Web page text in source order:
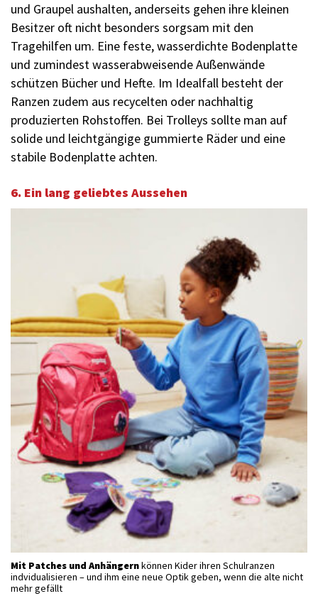
und Graupel aushalten, anderseits gehen ihre kleinen
Besitzer oft nicht besonders sorgsam mit den
Tragehilfen um. Eine feste, wasserdichte Bodenplatte
und zumindest wasserabweisende Außenwände
schützen Bücher und Hefte. Im Idealfall besteht der
Ranzen zudem aus recycelten oder nachhaltig
produzierten Rohstoffen. Bei Trolleys sollte man auf
solide und leichtgängige gummierte Räder und eine
stabile Bodenplatte achten.
6. Ein lang geliebtes Aussehen
Mit Patches und Anhängernkönnen Kider ihren Schulranzen
indvidualisieren – und ihm eine neue Optik geben, wenn die alte nicht
mehr gefällt